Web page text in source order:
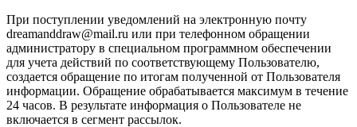
При поступлении уведомлений на электронную почту
dreamanddraw@mail.ru или при телефонном обращении
администратору в специальном программном обеспечении
для учета действий по соответствующему Пользователю,
создается обращение по итогам полученной от Пользователя
информации. Обращение обрабатывается максимум в течение
24 часов. В результате информация о Пользователе не
включается в сегмент рассылок.